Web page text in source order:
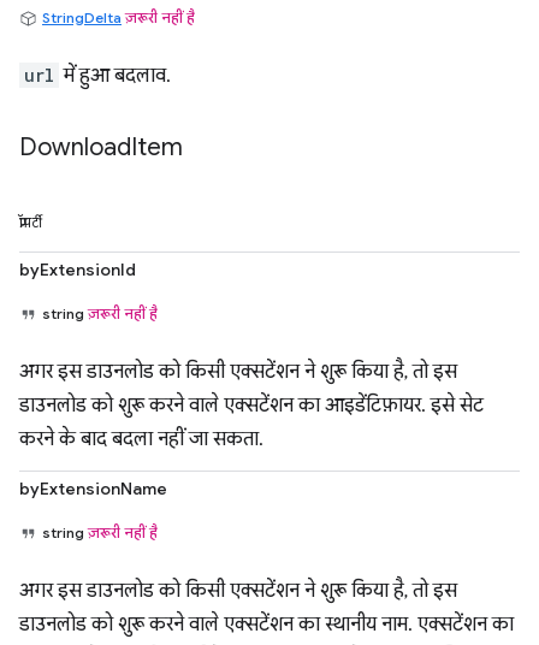
StringDelta ज़रूरी नहीं है
url में हुआ बदलाव.
DownloadItem
प्रॉपर्टी
byExtensionId
stringज़रूरी नहीं है
अगर इस डाउनलोड को किसी एक्सटेंशन ने शुरू किया है, तो इस
डाउनलोड को शुरू करने वाले एक्सटेंशन का आइडेंटिफ़ायर. इसे सेट
करने के बाद बदला नहीं जा सकता.
byExtensionName
stringज़रूरी नहीं है
अगर इस डाउनलोड को किसी एक्सटेंशन ने शुरू किया है, तो इस
डाउनलोड को शुरू करने वाले एक्सटेंशन का स्थानीय नाम. एक्सटेंशन का